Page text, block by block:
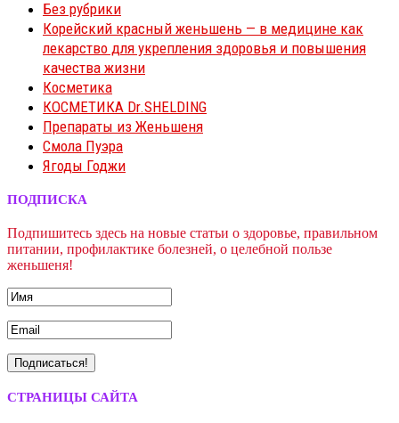
Без рубрики
Корейский красный женьшень — в медицине как
лекарство для укрепления здоровья и повышения
качества жизни
Косметика
КОСМЕТИКА Dr.SHELDING
Препараты из Женьшеня
Смола Пуэра
Ягоды Годжи
ПОДПИСКА
Подпишитесь здесь на новые статьи о здоровье, правильном
питании, профилактике болезней, о целебной пользе
женьшеня!
СТРАНИЦЫ САЙТА